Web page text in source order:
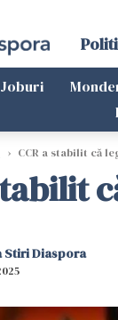
Joburi
› CCR a stabilit că
Stiri Diaspora